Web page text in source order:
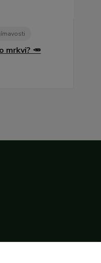
mrkvi? 🥕
283 505